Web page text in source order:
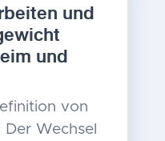
und
und
von
Wechsel